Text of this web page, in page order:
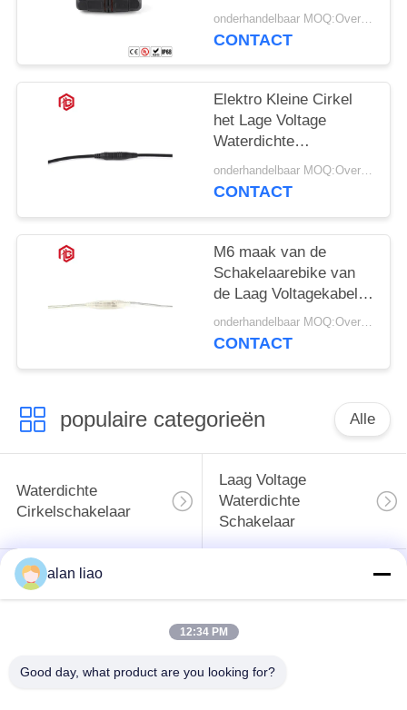
Schakelaar 2 Speld 3 4onderhandelbaar MOQ:Overeen te komen
CONTACT
Elektro Kleine Cirkel
het Lage Voltage
Waterdichte
Schakelaar van M6
onderhandelbaar MOQ:Overeen te komen
CONTACT
M6 maak van de
Schakelaarebike van
de Laag Voltagekabel
de Elektroschakelaars
waterdicht
onderhandelbaar MOQ:Overeen te komen
CONTACT
populaire categorieën Alle
Waterdichte
Cirkelschakelaar
Laag Voltage
Waterdichte
Schakelaar
Waterdichte
Gegevensschakelaar
Mannelijke
Waterdichte
alan liao
12:34 PM
Good day, what product are you looking for?